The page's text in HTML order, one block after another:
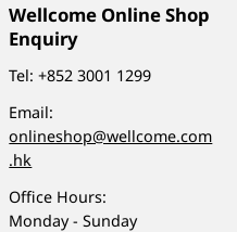
Wellcome Online Shop
Enquiry
Tel:+852 3001 1299
Email:
onlineshop@wellcome.com
.hk
Office Hours:
Monday - Sunday